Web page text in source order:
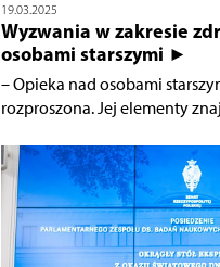
19.03.2025
Wyzwania w zakresie
osobami starszymi ►
– Opieka nad osobami
rozproszona. Jej elementy